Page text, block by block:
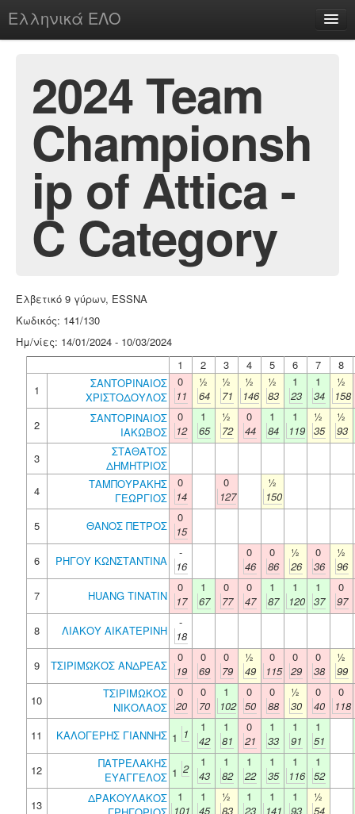
Ελληνικά ΕΛΟ
chesstu.be @ discord
Login
2024 Team
Championsh
ip of Attica -
C Category
Ελβετικό 9 γύρων, ESSNA
Κωδικός: 141/130
Ημ/νίες: 14/01/2024 - 10/03/2024
1
2 3 4 5 6 7
8
1
ΣΑΝΤΟΡΙΝΑΙΟΣ
ΧΡΙΣΤΟΔΟΥΛΟΣ
0
11
½
64
½
71
½
146
½
83
1
23
1
34
½
158
2
ΣΑΝΤΟΡΙΝΑΙΟΣ
ΙΑΚΩΒΟΣ
0
12
1
65
½
72
0
44
1
84
1
119
½
35
½
93
3
ΣΤΑΘΑΤΟΣ
ΔΗΜΗΤΡΙΟΣ
4
ΤΑΜΠΟΥΡΑΚΗΣ
ΓΕΩΡΓΙΟΣ
0
14
0
127
½
150
5
ΘΑΝΟΣ ΠΕΤΡΟΣ
0
15
6
ΡΗΓΟΥ ΚΩΝΣΤΑΝΤΙΝΑ
-
16
0
46
0
86
½
26
0
36
½
96
7
HUANG TINATIN
0
17
1
67
0
77
0
47
1
87
1
120
1
37
0
97
8
ΛΙΑΚΟΥ ΑΙΚΑΤΕΡΙΝΗ
-
18
9
ΤΣΙΡΙΜΩΚΟΣ ΑΝΔΡΕΑΣ
0
19
0
69
0
79
½
49
0
115
0
29
0
38
½
99
10
ΤΣΙΡΙΜΩΚΟΣ
ΝΙΚΟΛΑΟΣ
0
20
0
70
1
102
0
50
0
88
½
30
0
40
0
118
11
ΚΑΛΟΓΕΡΗΣ ΓΙΑΝΝΗΣ 1 1
1
42
1
81
0
21
1
33
1
91
1
51
12
ΠΑΤΡΕΛΑΚΗΣ
ΕΥΑΓΓΕΛΟΣ 1 2
1
43
1
82
1
22
1
35
1
116
1
52
13
ΔΡΑΚΟΥΛΑΚΟΣ
1
101
1
45
½
83
1
23
1
141
1
93
½
54